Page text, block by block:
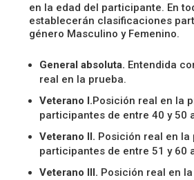
en la edad del participante. En
establecerán clasificaciones
género Masculino y Femenino.
General absoluta. Entendida
real en la prueba.
Veterano I.Posición real en la
participantes de entre 40 y 50
Veterano II. Posición real en la
participantes de entre 51 y 60
Veterano III. Posición real en